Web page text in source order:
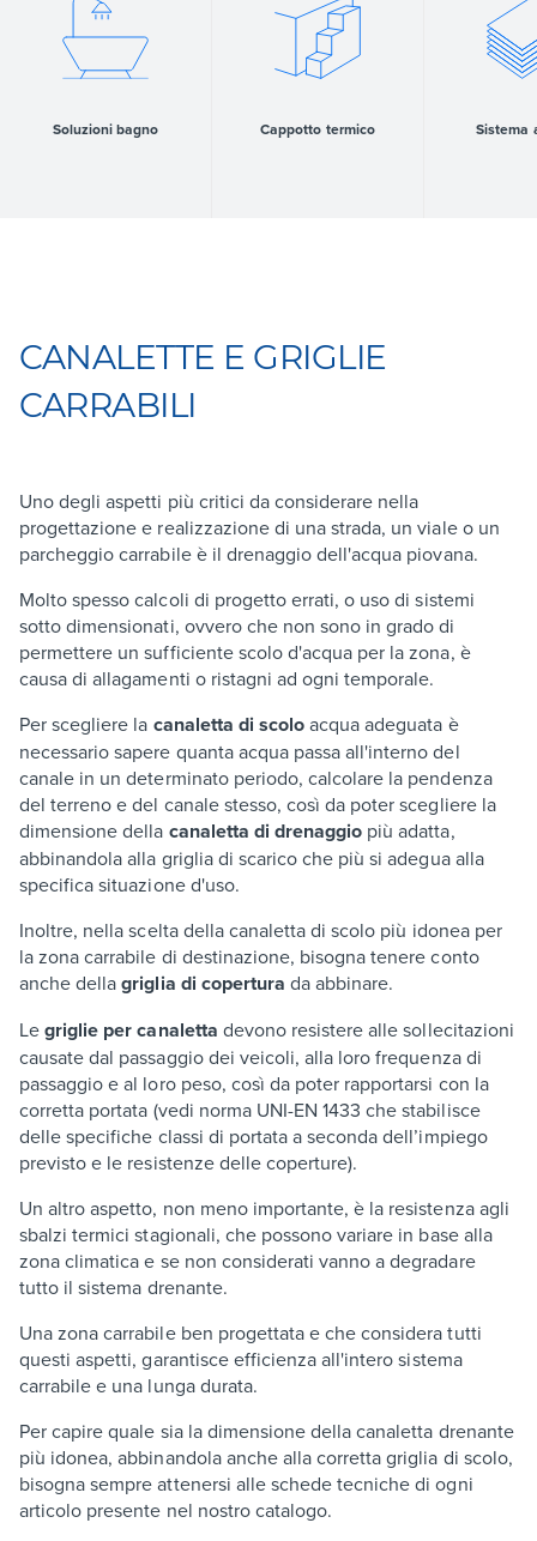
Soluzioni bagno Cappotto termico Sistema
CANALETTE E GRIGLIE
CARRABILI
Uno degli aspetti più critici da considerare nella
progettazione e realizzazione di una strada, un viale o un
parcheggio carrabile è il drenaggio dell'acqua piovana.
Molto spesso calcoli di progetto errati, o uso di sistemi
sotto dimensionati, ovvero che non sono in grado di
permettere un sufficiente scolo d'acqua per la zona, è
causa di allagamenti o ristagni ad ogni temporale.
Per scegliere la canaletta di scoloacqua adeguata è
necessario sapere quanta acqua passa all'interno del
canale in un determinato periodo, calcolare la pendenza
del terreno e del canale stesso, così da poter scegliere la
dimensione della canaletta di drenaggio più adatta,
abbinandola alla griglia di scarico che più si adegua alla
specifica situazione d'uso.
Inoltre, nella scelta della canaletta di scolo più idonea per
la zona carrabile di destinazione, bisogna tenere conto
anche dellagriglia di copertura da abbinare.
Legriglie per canaletta devono resistere alle sollecitazioni
causate dal passaggio dei veicoli, alla loro frequenza di
passaggio e al loro peso, così da poter rapportarsi con la
corretta portata (vedi norma UNI-EN 1433 che stabilisce
delle specifiche classi di portata a seconda dell’impiego
previsto e le resistenze delle coperture).
Un altro aspetto, non meno importante, è la resistenza agli
sbalzi termici stagionali, che possono variare in base alla
zona climatica e se non considerati vanno a degradare
tutto il sistema drenante.
Una zona carrabile ben progettata e che considera tutti
questi aspetti, garantisce efficienza all'intero sistema
carrabile e una lunga durata.
Per capire quale sia la dimensione della canaletta drenante
più idonea, abbinandola anche alla corretta griglia di scolo,
bisogna sempre attenersi alle schede tecniche di ogni
articolo presente nel nostro catalogo.